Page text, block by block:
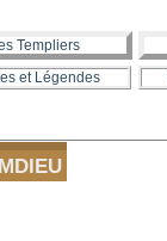
Templiers
et Légendes